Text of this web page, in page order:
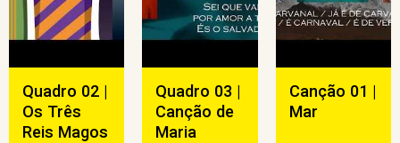
Quadro 02 |
Os Três
Reis Magos
Quadro 03 |
Canção de
Maria
Canção 01 |
Mar